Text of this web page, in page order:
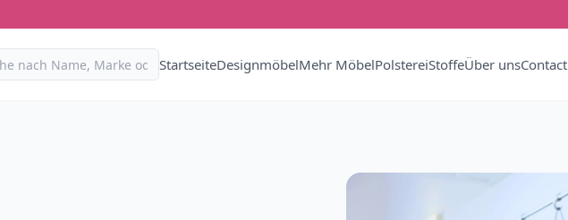
StartseiteDesignmöbelMehr MöbelPolstereiStoffeÜber unsContact